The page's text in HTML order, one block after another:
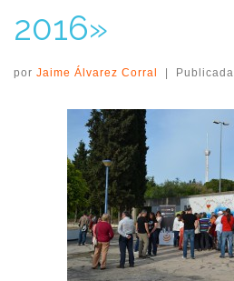
2016»
por Jaime Álvarez Corral | Publicada